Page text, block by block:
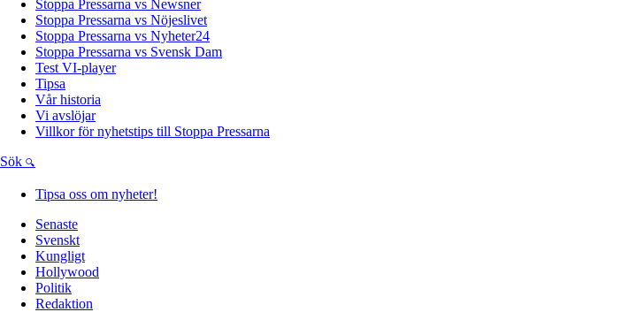
Stoppa Pressarna vs Newsner
Stoppa Pressarna vs Nöjeslivet
Stoppa Pressarna vs Nyheter24
Stoppa Pressarna vs Svensk Dam
Test VI-player
Tipsa
Vår historia
Vi avslöjar
Villkor för nyhetstips till Stoppa Pressarna
Sök
Tipsa oss om nyheter!
Senaste
Svenskt
Kungligt
Hollywood
Politik
Redaktion